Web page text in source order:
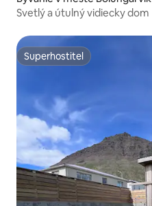
Svetlý a útulný vidiecky dom
Superhostiteľ
Superhostiteľ